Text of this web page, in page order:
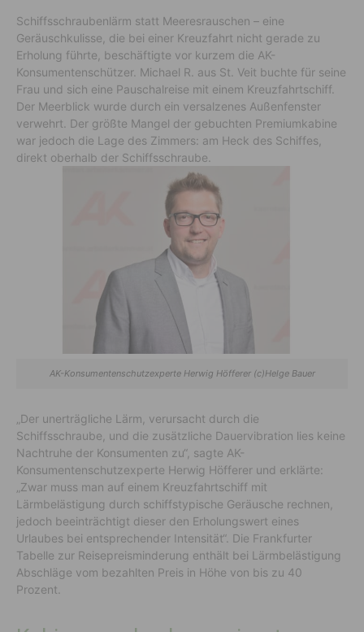
Schiffsschraubenlärm statt Meeresrauschen – eine
Geräuschkulisse, die bei einer Kreuzfahrt nicht gerade zu
Erholung führte, beschäftigte vor kurzem die AK-
Konsumentenschützer. Michael R. aus St. Veit buchte für seine
Frau und sich eine Pauschalreise mit einem Kreuzfahrtschiff.
Der Meerblick wurde durch ein versalzenes Außenfenster
verwehrt. Der größte Mangel der gebuchten Premiumkabine
war jedoch die Lage des Zimmers: am Heck des Schiffes,
direkt oberhalb der Schiffsschraube.
AK-Konsumentenschutzexperte Herwig Höfferer (c)Helge Bauer
„Der unerträgliche Lärm, verursacht durch die
Schiffsschraube, und die zusätzliche Dauervibration lies keine
Nachtruhe der Konsumenten zu“, sagte AK-
Konsumentenschutzexperte Herwig Höfferer und erklärte:
„Zwar muss man auf einem Kreuzfahrtschiff mit
Lärmbelästigung durch schiffstypische Geräusche rechnen,
jedoch beeinträchtigt dieser den Erholungswert eines
Urlaubes bei entsprechender Intensität“. Die Frankfurter
Tabelle zur Reisepreisminderung enthält bei Lärmbelästigung
Abschläge vom bezahlten Preis in Höhe von bis zu 40
Prozent.